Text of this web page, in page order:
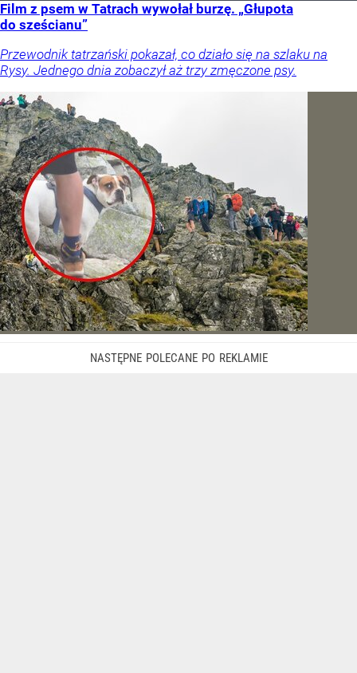
Film z psem w Tatrach wywołał burzę. „Głupota
do sześcianu”
Przewodnik tatrzański pokazał, co działo się na szlaku na
Rysy. Jednego dnia zobaczył aż trzy zmęczone psy.